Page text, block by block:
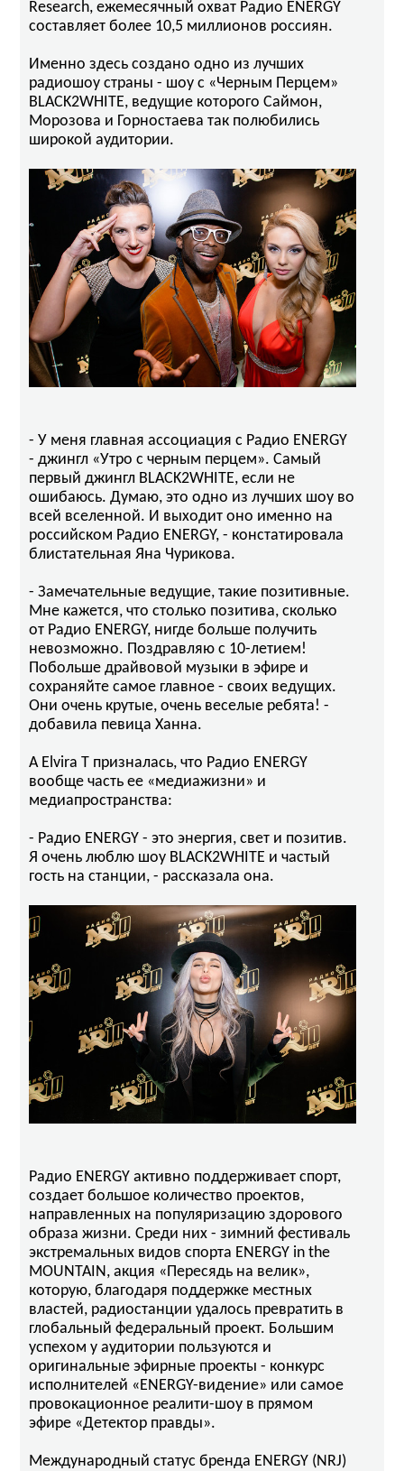
Research, ежемесячный охват Радио ENERGY
составляет более 10,5 миллионов россиян.
Именно здесь создано одно из лучших
радиошоу страны - шоу с «Черным Перцем»
BLACK2WHITE, ведущие которого Саймон,
Морозова и Горностаева так полюбились
широкой аудитории.
- У меня главная ассоциация с Радио ENERGY
- джингл «Утро с черным перцем». Самый
первый джингл BLACK2WHITE, если не
ошибаюсь. Думаю, это одно из лучших шоу во
всей вселенной. И выходит оно именно на
российском Радио ENERGY, - констатировала
блистательная Яна Чурикова.
- Замечательные ведущие, такие позитивные.
Мне кажется, что столько позитива, сколько
от Радио ENERGY, нигде больше получить
невозможно. Поздравляю с 10-летием!
Побольше драйвовой музыки в эфире и
сохраняйте самое главное - своих ведущих.
Они очень крутые, очень веселые ребята! -
добавила певица Ханна.
А Elvira T призналась, что Радио ENERGY
вообще часть ее «медиажизни» и
медиапространства:
- Радио ENERGY - это энергия, свет и позитив.
Я очень люблю шоу BLACK2WHITE и частый
гость на станции, - рассказала она.
Радио ENERGY активно поддерживает спорт,
создает большое количество проектов,
направленных на популяризацию здорового
образа жизни. Среди них - зимний фестиваль
экстремальных видов спорта ENERGY in the
MOUNTAIN, акция «Пересядь на велик»,
которую, благодаря поддержке местных
властей, радиостанции удалось превратить в
глобальный федеральный проект. Большим
успехом у аудитории пользуются и
оригинальные эфирные проекты - конкурс
исполнителей «ENERGY-видение» или самое
провокационное реалити-шоу в прямом
эфире «Детектор правды».
Международный статус бренда ENERGY (NRJ)